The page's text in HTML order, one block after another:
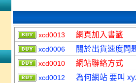
xcd0013 網頁加入書籤
xcd0006 關於出貨速度問
xcd0010 網站聯絡方式
xcd0012 為何網站 要叫